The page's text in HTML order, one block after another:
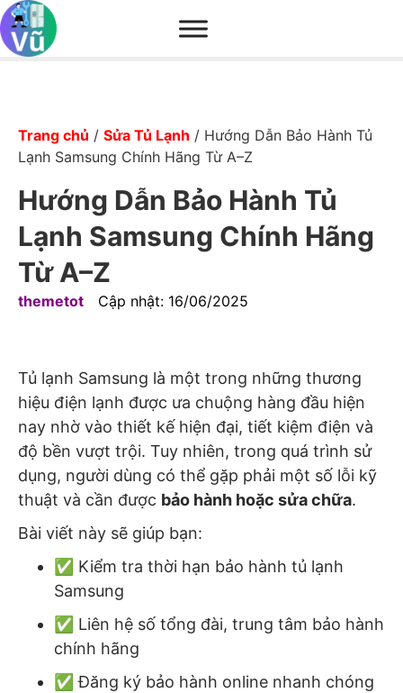
Trang chủ / Sửa Tủ Lạnh / Hướng Dẫn Bảo Hành Tủ
Lạnh Samsung Chính Hãng Từ A–Z
Hướng Dẫn Bảo Hành Tủ
Lạnh Samsung Chính Hãng
Từ A–Z
themetot Cập nhật: 16/06/2025
Tủ lạnh Samsung là một trong những thương
hiệu điện lạnh được ưa chuộng hàng đầu hiện
nay nhờ vào thiết kế hiện đại, tiết kiệm điện và
độ bền vượt trội. Tuy nhiên, trong quá trình sử
dụng, người dùng có thể gặp phải một số lỗi kỹ
thuật và cần được bảo hành hoặc sửa chữa.
Bài viết này sẽ giúp bạn:
✅ Kiểm tra thời hạn bảo hành tủ lạnh
Samsung
✅ Liên hệ số tổng đài, trung tâm bảo hành
chính hãng
✅ Đăng ký bảo hành online nhanh chóng